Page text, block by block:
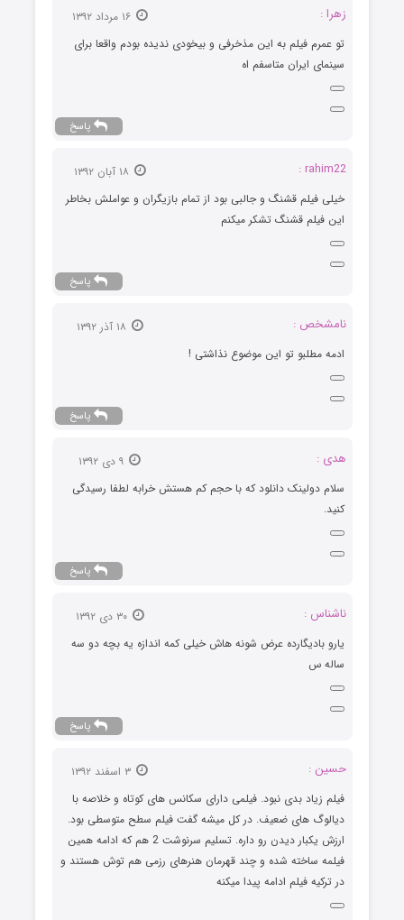
زهرا :
۱۶ مرداد ۱۳۹۲
تو عمرم فیلم به این مذخرفی و بیخودی ندیده بودم واقعا برای
سینمای ایران متاسفم اه
پاسخ
rahim22 :
خیلی فیلم قشنگ و جالبی بود از تمام بازیگران و عواملش بخاطر
این فیلم قشنگ تشکر میکنم
پاسخ
نامشخص :
ادمه مطلبو تو این موضوع نذاشتی !
پاسخ
هدی :
سلام دولینک دانلود که با حجم کم هستش خرابه لطفا رسیدگی
کنید.
پاسخ
ناشناس :
۳۰ دی ۱۳۹۲
یارو بادیگارده عرض شونه هاش خیلی کمه اندازه یه بچه دو سه
ساله س
پاسخ
حسین :
فیلم زیاد بدی نبود. فیلمی دارای سکانس های کوتاه و خلاصه با
دیالوگ های ضعیف. در کل میشه گفت فیلم سطح متوسطی بود.
ارزش یکبار دیدن رو داره. تسلیم سرنوشت 2 هم که ادامه همین
فیلمه ساخته شده و چند قهرمان هنرهای رزمی هم توش هستند و
در ترکیه فیلم ادامه پیدا میکنه